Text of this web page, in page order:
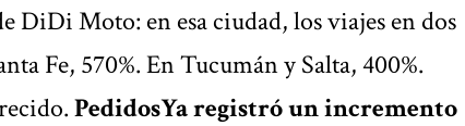
DiDi Moto: en esa ciudad, los viajes en dos
Fe, 570%. En Tucumán y Salta, 400%.
PedidosYa registró un incremento